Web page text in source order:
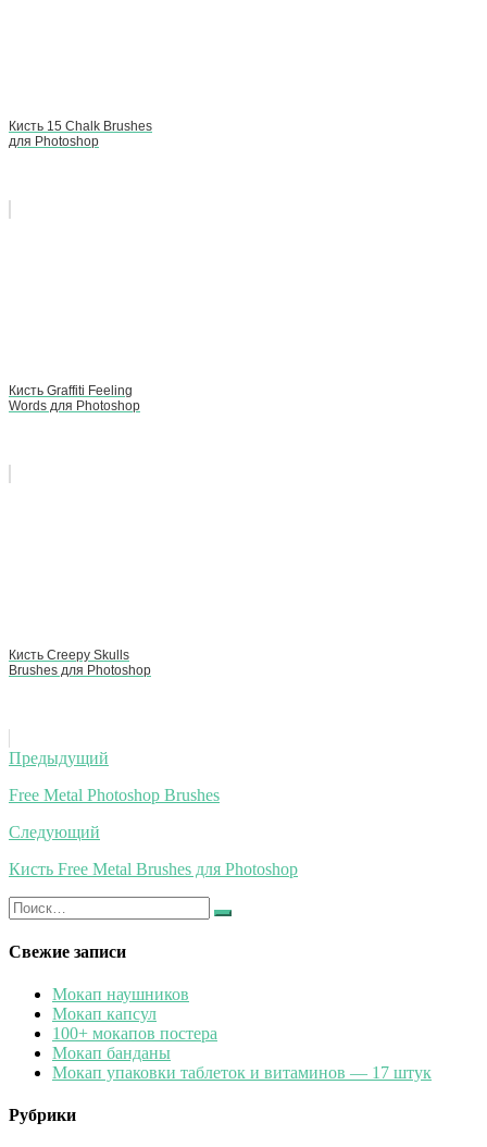
Кисть 15 Chalk Brushes
для Photoshop
Кисть Graffiti Feeling
Words для Photoshop
Кисть Creepy Skulls
Brushes для Photoshop
Навигация
по
записям
Предыдущий
Free Metal Photoshop Brushes
Следующий
Кисть Free Metal Brushes для Photoshop
Искать:
Найти
Свежие записи
Мокап наушников
Мокап капсул
100+ мокапов постера
Мокап банданы
Мокап упаковки таблеток и витаминов — 17 штук
Рубрики